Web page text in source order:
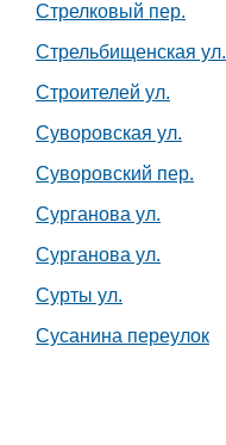
Стрелковый пер.
Стрельбищенская ул.
Строителей ул.
Суворовская ул.
Суворовский пер.
Сурганова ул.
Сурганова ул.
Сурты ул.
Сусанина переулок